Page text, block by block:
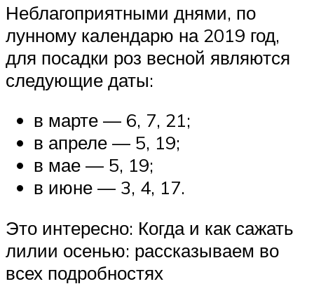
Неблагоприятными днями, по
лунному календарю на 2019 год,
для посадки роз весной являются
следующие даты:
в марте — 6, 7, 21;
в апреле — 5, 19;
в мае — 5, 19;
в июне — 3, 4, 17.
Это интересно: Когда и как сажать
лилии осенью: рассказываем во
всех подробностях